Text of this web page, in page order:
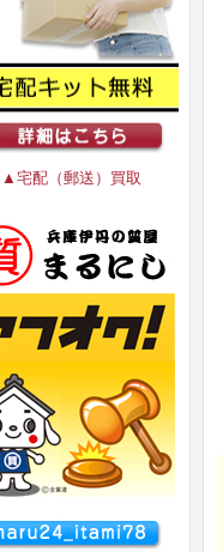
▲宅配（郵送）買取